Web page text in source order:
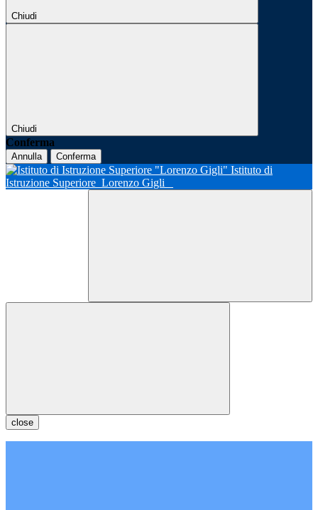
Chiudi
Chiudi
Conferma
Annulla Conferma
Istituto di
Istruzione Superiore Lorenzo Gigli
close